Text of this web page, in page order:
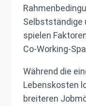
Selbstständige
spielen
Co-Working-
Während die
Lebenskosten
breiteren